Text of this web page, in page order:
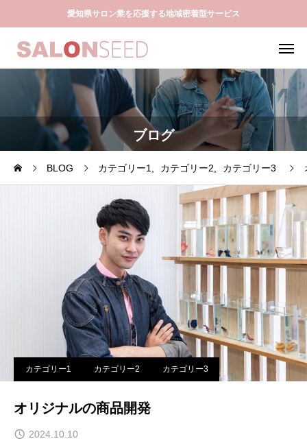
愛知県サロン業を応援する地域密着型サービス
ブログ
BLOG カテゴリー1 カテゴリー2 カテゴリー3
カテゴリー1 カテゴリー2 カテゴリー3
オリジナルの商品開発
2024.10.10